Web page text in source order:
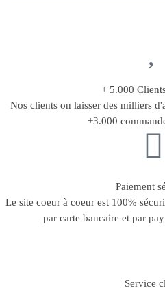
+ 5.000
Nos clients on laisser des milliers
+3.000
Paiement
Le site coeur à coeur est 100%
par carte bancaire et par
Service